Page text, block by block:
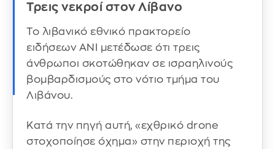
Τρεις νεκροί στον Λίβανο
Το λιβανικό εθνικό πρακτορείο
ειδήσεων ANI μετέδωσε ότι τρεις
άνθρωποι σκοτώθηκαν σε ισραηλινούς
βομβαρδισμούς στο νότιο τμήμα του
Λιβάνου.
Κατά την πηγή αυτή, «εχθρικό drone
στοχοποίησε όχημα» στην περιοχή της